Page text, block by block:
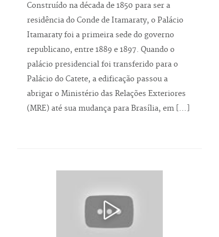
Construído na década de 1850 para ser a
residência do Conde de Itamaraty, o Palácio
Itamaraty foi a primeira sede do governo
republicano, entre 1889 e 1897. Quando o
palácio presidencial foi transferido para o
Palácio do Catete, a edificação passou a
abrigar o Ministério das Relações Exteriores
(MRE) até sua mudança para Brasília, em […]